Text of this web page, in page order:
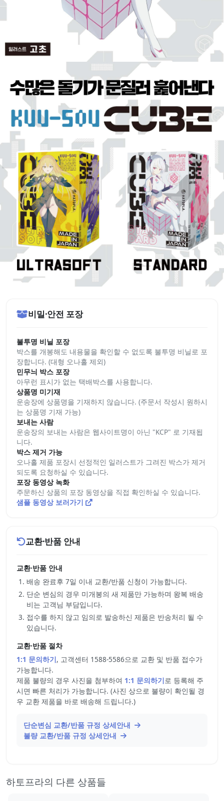
비밀·안전 포장
불투명 비닐 포장
박스를 개봉해도 내용물을 확인할 수 없도록 불투명 비닐로 포
장합니다. (대형 오나홀 제외)
민무늬 박스 포장
아무런 표시가 없는 택배박스를 사용합니다.
상품명 미기재
운송장에 상품명을 기재하지 않습니다. (주문서 작성시 원하시
는 상품명 기재 가능)
보내는 사람
운송장의 보내는 사람은 웹사이트명이 아닌 "KCP" 로 기재됩
니다.
박스 제거 가능
오나홀 제품 포장시 선정적인 일러스트가 그려진 박스가 제거
되도록 요청하실 수 있습니다.
포장 동영상 녹화
주문하신 상품의 포장 동영상을 직접 확인하실 수 있습니다.
샘플 동영상 보러가기
교환·반품 안내
교환·반품 안내
배송 완료후 7일 이내 교환/반품 신청이 가능합니다.
단순 변심의 경우 미개봉의 새 제품만 가능하며 왕복 배송
비는 고객님 부담입니다.
접수를 하지 않고 임의로 발송하신 제품은 반송처리 될 수
있습니다.
교환·반품 절차
1:1 문의하기, 고객센터 1588-5586으로 교환 및 반품 접수가
가능합니다.
제품 불량의 경우 사진을 첨부하여 1:1 문의하기로 등록해 주
시면 빠른 처리가 가능합니다. (사진 상으로 불량이 확인될 경
우 교환 제품을 바로 배송해 드립니다.)
단순변심 교환/반품 규정 상세안내
불량 교환/반품 규정 상세안내
하토프라의 다른 상품들